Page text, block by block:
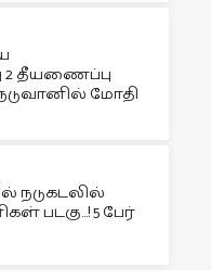
தீயணைப்பு
மோதி
நடுகடலில்
படகு…! 5 பேர்